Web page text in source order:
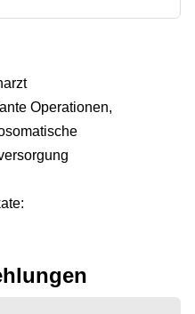
Operationen,